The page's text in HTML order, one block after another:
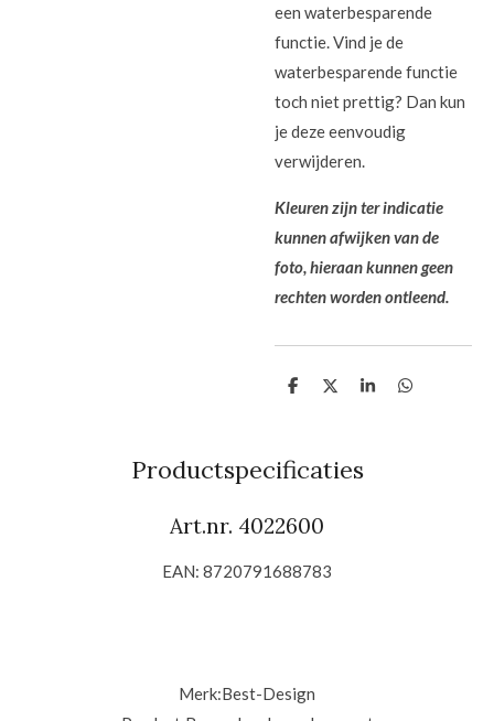
een waterbesparende
functie. Vind je de
waterbesparende functie
toch niet prettig? Dan kun
je deze eenvoudig
verwijderen.
Kleuren zijn ter indicatie
kunnen afwijken van de
foto, hieraan kunnen geen
rechten worden ontleend.
D
n
D
S
D
Productspecificaties
Art.nr. 4022600
EAN: 8720791688783
Merk:Best-Design